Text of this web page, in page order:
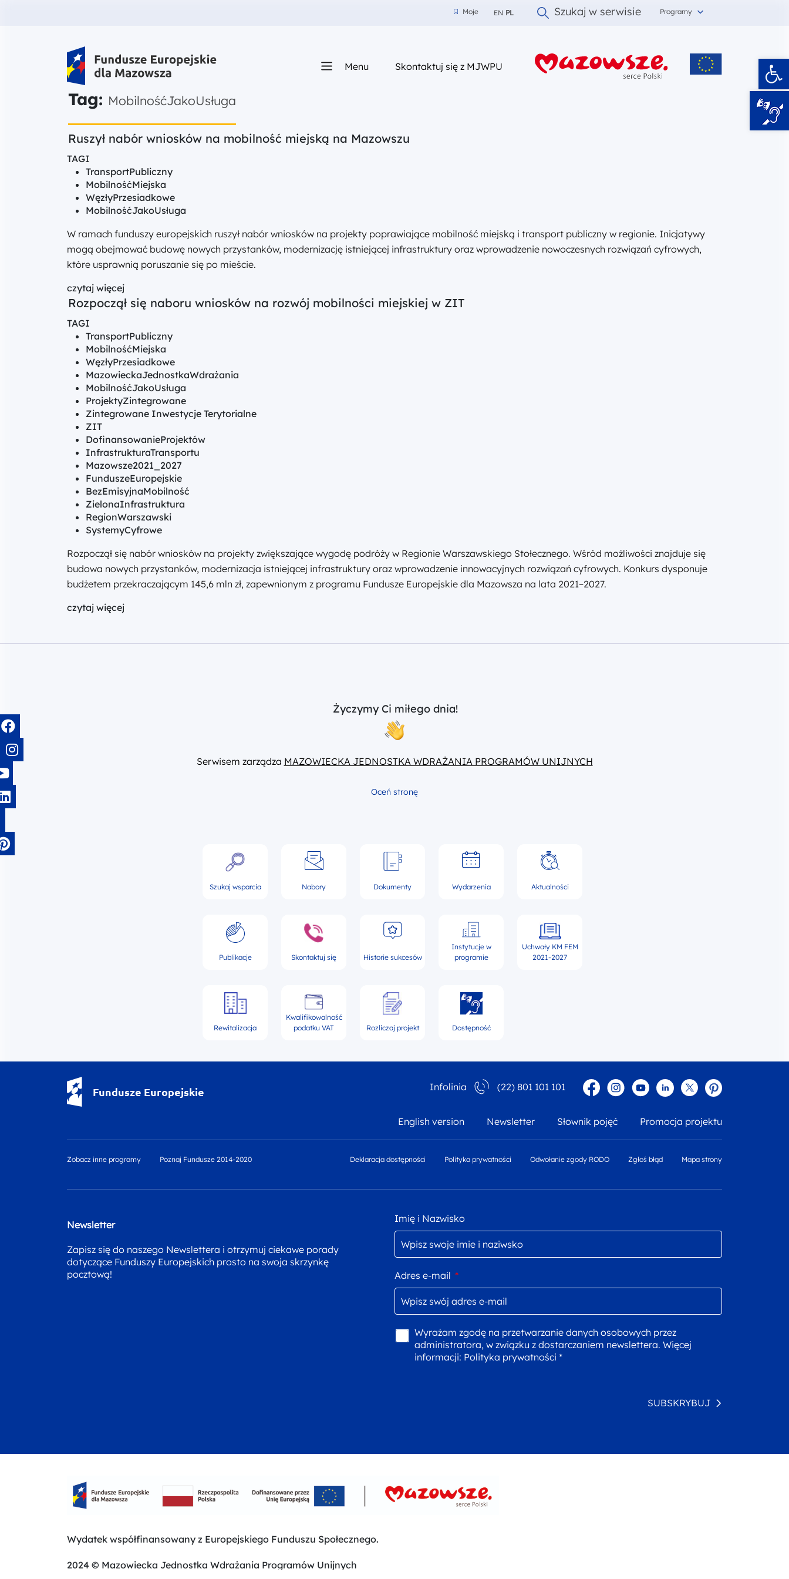
Moje
Moje EN PL Szukaj w serwisie Programy
Fundusze Europejskie dla Mazowsza Menu Skontaktuj się z MJWPUz nami
Tag: MobilnośćJakoUsługa
Ruszył nabór wniosków na mobilność miejską na Mazowszu
TAGI
TransportPubliczny
MobilnośćMiejska
WęzłyPrzesiadkowe
MobilnośćJakoUsługa
W ramach funduszy europejskich ruszył nabór wniosków na projekty poprawiające mobilność miejską i transport publiczny w regionie. Inicjatywy
mogą obejmować budowę nowych przystanków, modernizację istniejącej infrastruktury oraz wprowadzenie nowoczesnych rozwiązań cyfrowych,
które usprawnią poruszanie się po mieście.
czytaj więcej
Rozpoczął się naboru wniosków na rozwój mobilności miejskiej w ZIT
TAGI
TransportPubliczny
MobilnośćMiejska
WęzłyPrzesiadkowe
MazowieckaJednostkaWdrażania
MobilnośćJakoUsługa
ProjektyZintegrowane
Zintegrowane Inwestycje Terytorialne
ZIT
DofinansowanieProjektów
InfrastrukturaTransportu
Mazowsze2021_2027
FunduszeEuropejskie
BezEmisyjnaMobilność
ZielonaInfrastruktura
RegionWarszawski
SystemyCyfrowe
Rozpoczął się nabór wniosków na projekty zwiększające wygodę podróży w Regionie Warszawskiego Stołecznego. Wśród możliwości znajduje się
budowa nowych przystanków, modernizacja istniejącej infrastruktury oraz wprowadzenie innowacyjnych rozwiązań cyfrowych. Konkurs dysponuje
budżetem przekraczającym 145,6 mln zł, zapewnionym z programu Fundusze Europejskie dla Mazowsza na lata 2021–2027.
czytaj więcej
Życzymy Ci miłego dnia!
Serwisem zarządza MAZOWIECKA JEDNOSTKA WDRAŻANIA PROGRAMÓW UNIJNYCH
Oceń stronę
Szukaj wsparcia Nabory Dokumenty Wydarzenia Aktualności
Publikacje Skontaktuj się Historie sukcesów
Instytucje w
programie
Uchwały KM FEM
2021-2027
Rewitalizacja
Kwalifikowalność
podatku VAT
Rozliczaj projekt Dostępność
Fundusze Europejskie Infolinia (22) 801 101 101 FacebookInstagram
YouTubeLinkedin
twitterPinterest
English version Newsletter Słownik pojęć Promocja projektu
Zobacz inne programy Poznaj Fundusze 2014-2020 Deklaracja dostępności Polityka prywatności Odwołanie zgody RODO Zgłoś błąd Mapa strony
Newsletter
Zapisz się do naszego Newslettera i otrzymuj ciekawe porady
dotyczące Funduszy Europejskich prosto na swoja skrzynkę
pocztową!
Imię i Nazwisko
Adres e-mail *
Wyrażam zgodę na przetwarzanie danych osobowych przez
administratora, w związku z dostarczaniem newslettera. Więcej
informacji: Polityka prywatności *
SUBSKRYBUJ
Wydatek współfinansowany z Europejskiego Funduszu Społecznego.
2024 © Mazowiecka Jednostka Wdrażania Programów Unijnych